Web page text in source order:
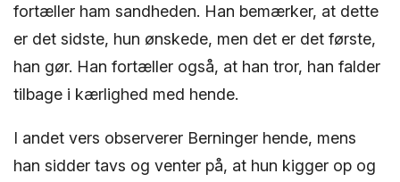
fortæller ham sandheden. Han bemærker, at dette
er det sidste, hun ønskede, men det er det første,
han gør. Han fortæller også, at han tror, han falder
tilbage i kærlighed med hende.
I andet vers observerer Berninger hende, mens
han sidder tavs og venter på, at hun kigger op og